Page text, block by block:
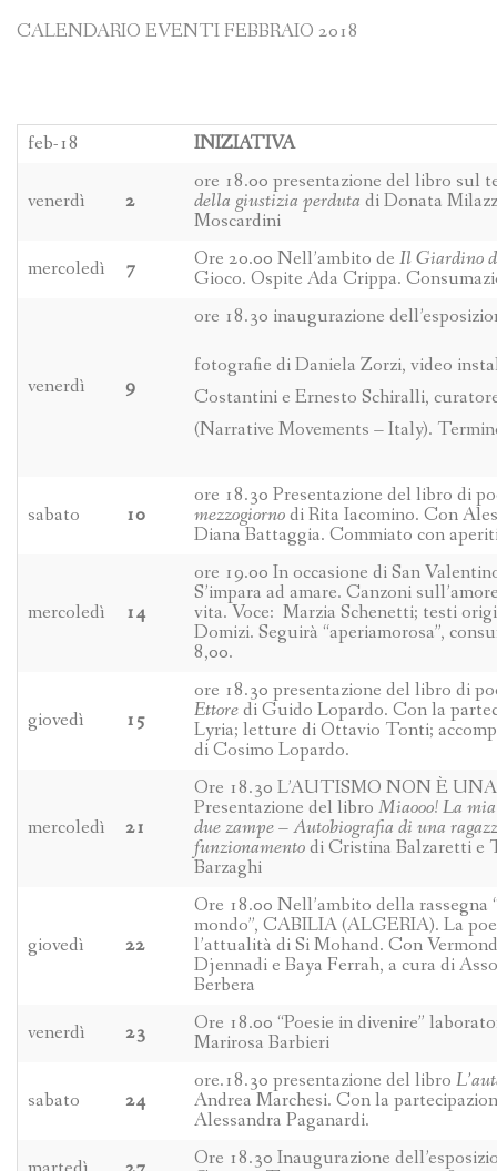
CALENDARIO EVENTI FEBBRAIO 2018
feb-18 INIZIATIVA
venerdì 2
ore 18.00 presentazione del libro sul
della giustizia perduta di Donata
Moscardini
mercoledì
7 Ore 20.00 Nell’ambito de Il Giardino
Gioco. Ospite Ada Crippa.
venerdì 9
ore 18.30 inaugurazione
fotografie di Daniela Zorzi, video
Costantini e Ernesto Schiralli,
(Narrative Movements – Italy).
sabato 10
ore 18.30 Presentazione del libro di
mezzogiornodi Rita Iacomino. Con
Diana Battaggia. Commiato con
mercoledì 14
ore 19.00 In occasione di San
S’impara ad amare. Canzoni
vita. Voce: Marzia Schenetti; testi
Domizi. Seguirà “aperiamorosa”,
8,00.
giovedì 15
ore 18.30 presentazione del libro di
Ettoredi Guido Lopardo. Con la
Lyria; letture di Ottavio Tonti;
di Cosimo Lopardo.
mercoledì 21
Ore 18.30 L’AUTISMO NON È
Presentazione del libro Miaooo! La
due zampe – Autobiografia di una
funzionamentodi Cristina Balzaretti e
Barzaghi
giovedì 22
Ore 18.00 Nell’ambito della rassegna
mondo”, CABILIA (ALGERIA). La
l’attualità di Si Mohand. Con
Djennadi e Baya Ferrah, a cura di
Berbera
venerdì
23 Ore 18.00 “Poesie in divenire”
Marirosa Barbieri
sabato 24
ore.18.30 presentazione del libro
Andrea Marchesi. Con la
Alessandra Paganardi.
Ore 18.30 Inaugurazione